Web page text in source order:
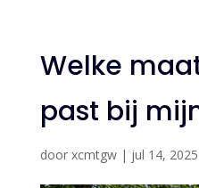
Welke
past bij
door xcmtgw| jul 14, 2025